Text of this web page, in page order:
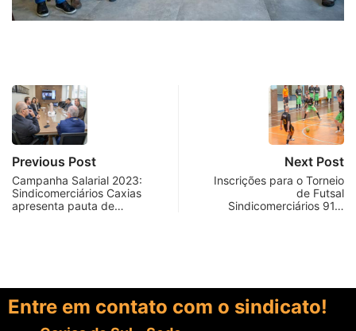
Previous Post
Campanha Salarial 2023:
Sindicomerciários Caxias
apresenta pauta de…
Next Post
Inscrições para o Torneio
de Futsal
Sindicomerciários 91…
Entre em contato com o sindicato!